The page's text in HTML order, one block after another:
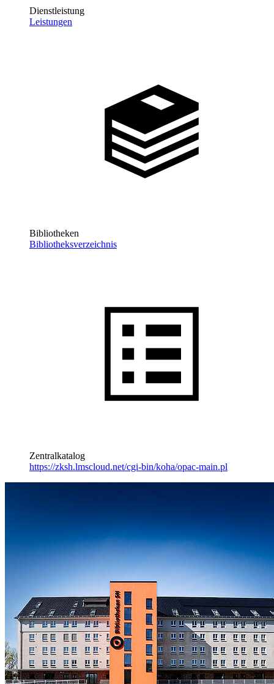
Dienstleistung
Leistungen
Bibliotheken
Bibliotheksverzeichnis
Zentralkatalog
https://zksh.lmscloud.net/cgi-bin/koha/opac-main.pl